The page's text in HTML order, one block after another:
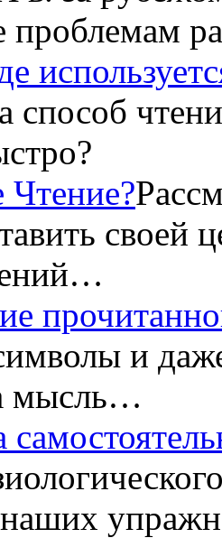
проблемам
способ
Чтение?
своей
и
мысль…
наших